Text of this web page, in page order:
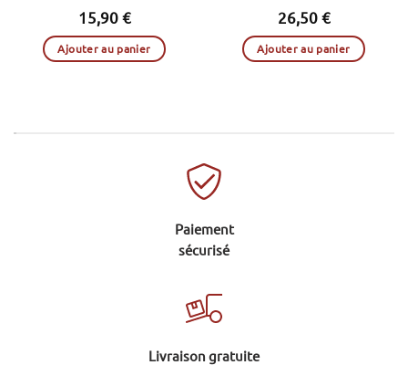
15,90€
Ajouter au panier
26,50€
Ajouter au panier
Paiement
sécurisé
Livraison gratuite